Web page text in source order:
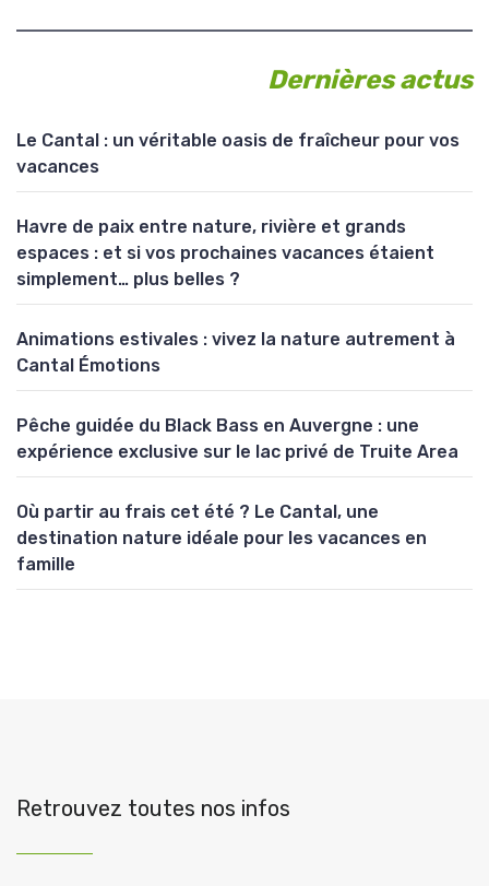
Dernières actus
Le Cantal : un véritable oasis de fraîcheur pour vos
vacances
Havre de paix entre nature, rivière et grands
espaces : et si vos prochaines vacances étaient
simplement… plus belles ?
Animations estivales : vivez la nature autrement à
Cantal Émotions
Pêche guidée du Black Bass en Auvergne : une
expérience exclusive sur le lac privé de Truite Area
Où partir au frais cet été ? Le Cantal, une
destination nature idéale pour les vacances en
famille
Retrouvez toutes nos infos